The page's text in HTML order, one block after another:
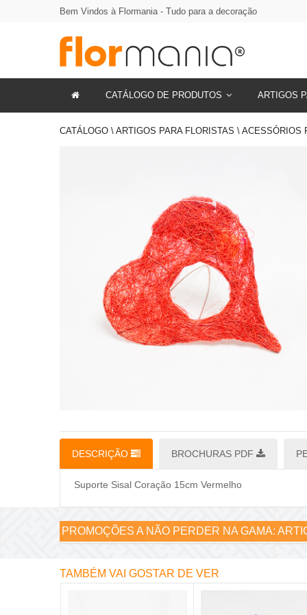
Bem Vindos à Flormania - Tudo para a decoração
CATÁLOGO DE PRODUTOS ARTIGOS
CATÁLOGO \ ARTIGOS PARA FLORISTAS \ ACESSÓRIOS
DESCRIÇÃO BROCHURAS PDF
Suporte Sisal Coração 15cm Vermelho
PROMOÇÕES A NÃO PERDER NA GAMA:
TAMBÉM VAI GOSTAR DE VER